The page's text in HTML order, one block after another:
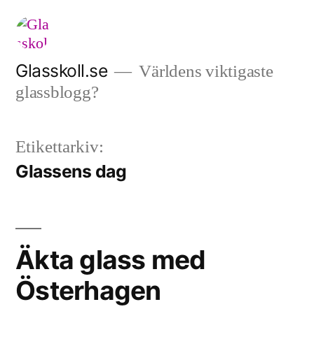
Hoppa
innehåll
Glasskoll.se
Världens viktigaste
glassblogg?
Etikettarkiv:
Glassens dag
Äkta glass med
Österhagen